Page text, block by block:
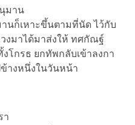
มาน
นก็เหาะขึ้นตามที่นัด ไว้กับ
วงมาได้มาส่งให้ ทศกัณฐ์
โกรธ ยกทัพกลับเข้าลงกา
างหนึ่งในวันหน้า
า